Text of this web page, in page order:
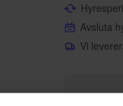
Avsluta
Vi